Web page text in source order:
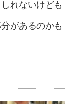
れないけども
があるのかも